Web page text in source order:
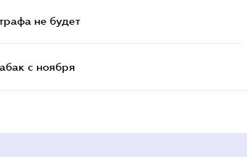
не будет
с ноября